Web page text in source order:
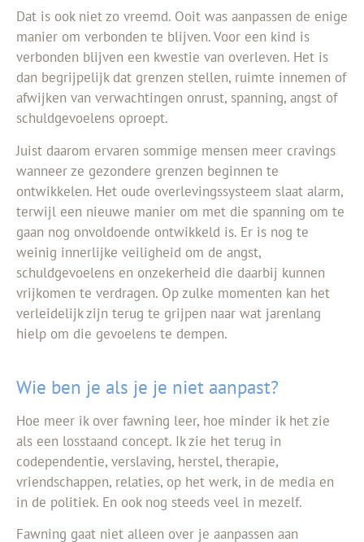
Dat is ook niet zo vreemd. Ooit was aanpassen de enige
manier om verbonden te blijven. Voor een kind is
verbonden blijven een kwestie van overleven. Het is
dan begrijpelijk dat grenzen stellen, ruimte innemen of
afwijken van verwachtingen onrust, spanning, angst of
schuldgevoelens oproept.
Juist daarom ervaren sommige mensen meer cravings
wanneer ze gezondere grenzen beginnen te
ontwikkelen. Het oude overlevingssysteem slaat alarm,
terwijl een nieuwe manier om met die spanning om te
gaan nog onvoldoende ontwikkeld is. Er is nog te
weinig innerlijke veiligheid om de angst,
schuldgevoelens en onzekerheid die daarbij kunnen
vrijkomen te verdragen. Op zulke momenten kan het
verleidelijk zijn terug te grijpen naar wat jarenlang
hielp om die gevoelens te dempen.
Wie ben je als je je niet aanpast?
Hoe meer ik over fawning leer, hoe minder ik het zie
als een losstaand concept. Ik zie het terug in
codependentie, verslaving, herstel, therapie,
vriendschappen, relaties, op het werk, in de media en
in de politiek. En ook nog steeds veel in mezelf.
Fawning gaat niet alleen over je aanpassen aan